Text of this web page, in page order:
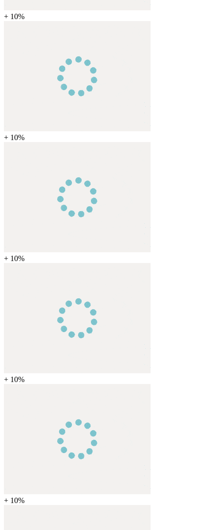
+ 10%
+ 10%
+ 10%
+ 10%
+ 10%